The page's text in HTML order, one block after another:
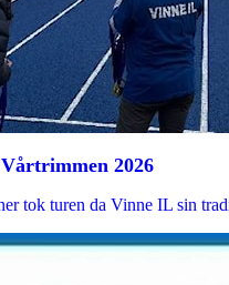
2026
tok turen da Vinne IL sin